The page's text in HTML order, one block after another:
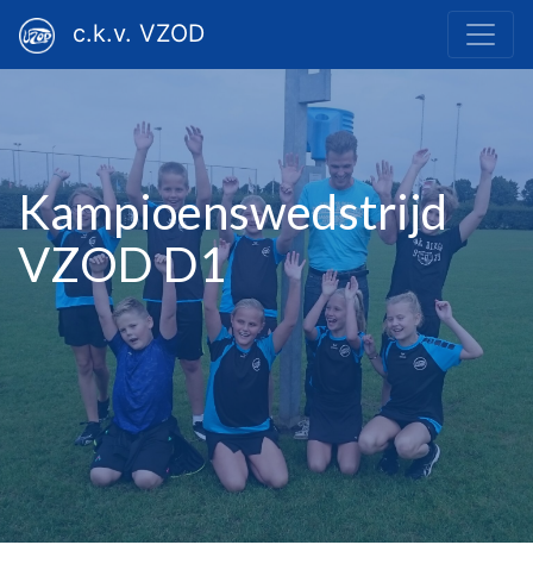
c.k.v. VZOD
Kampioenswedstrijd
VZOD D1